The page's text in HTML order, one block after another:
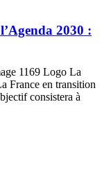
2030 :
1169 Logo La
France en transition
consistera à